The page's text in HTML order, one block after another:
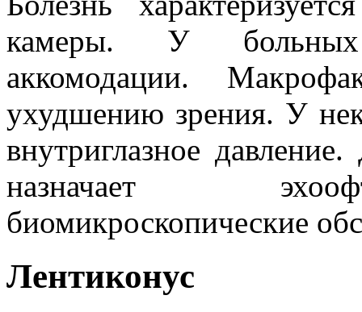
камеры. У больных
аккомодации.
ухудшению зрения. У
внутриглазное
назначает
биомикроскопические
Лентиконус